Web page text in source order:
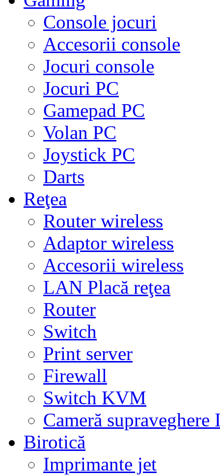
Console jocuri
Accesorii console
Jocuri console
Jocuri PC
Gamepad PC
Volan PC
Joystick PC
Darts
Reţea
Router wireless
Adaptor wireless
Accesorii wireless
LAN Placă reţea
Router
Switch
Print server
Firewall
Switch KVM
Cameră supraveghere
Birotică
Imprimante jet